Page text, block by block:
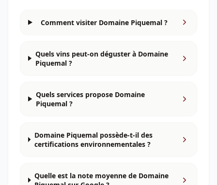
Comment visiter Domaine Piquemal ?
Quels vins peut-on déguster à Domaine
Piquemal ?
Quels services propose Domaine
Piquemal ?
Domaine Piquemal possède-t-il des
certifications environnementales ?
Quelle est la note moyenne de Domaine